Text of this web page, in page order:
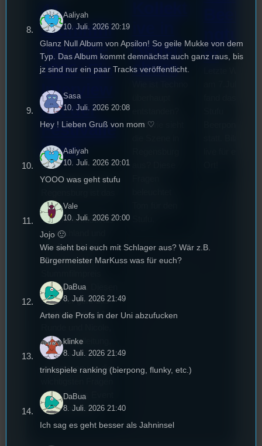
44.
Stummfil
mwoche
2026: Ein
Interview
mit der
Festivalle
iterin
Die
Stummfilmwoche in
älteste
Stummfilmfestivals
Deutschland und
wurde auch mit
dem deutschen
2022 gekürt. Diesen
Sommer geht das
Festival in die 44.
die Festivalleitung,
hat sich für uns Zeit
genommen um die
rund um das Event
zu beantworten.
Regen
sburg
Und wie sieht
er
Aaliyah
10. Juli. 2026 20:19
Glanz Null Album von Apsilon! So geile Mukke von dem
Typ. Das Album kommt demnächst auch ganz raus, bis
jz sind nur ein paar Tracks veröffentlicht.
Sasa
10. Juli. 2026 20:08
Hey ! Lieben Gruß von mom ♡
Aaliyah
10. Juli. 2026 20:01
YOOO was geht stufu
Vale
10. Juli. 2026 20:00
Jojo 🙂
Wie sieht bei euch mit Schlager aus? Wär z.B.
Bürgermeister MarKuss was für euch?
DaBua
8. Juli. 2026 21:49
Arten die Profs in der Uni abzufucken
klinke
8. Juli. 2026 21:49
trinkspiele ranking (bierpong, flunky, etc.)
DaBua
8. Juli. 2026 21:40
Ich sag es geht besser als Jahninsel